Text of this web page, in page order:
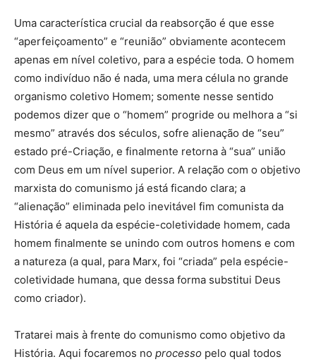
Uma característica crucial da reabsorção é que esse
“aperfeiçoamento” e “reunião” obviamente acontecem
apenas em nível coletivo, para a espécie toda. O homem
como indivíduo não é nada, uma mera célula no grande
organismo coletivo Homem; somente nesse sentido
podemos dizer que o “homem” progride ou melhora a “si
mesmo” através dos séculos, sofre alienação de “seu”
estado pré-Criação, e finalmente retorna à “sua” união
com Deus em um nível superior. A relação com o objetivo
marxista do comunismo já está ficando clara; a
“alienação” eliminada pelo inevitável fim comunista da
História é aquela da espécie-coletividade homem, cada
homem finalmente se unindo com outros homens e com
a natureza (a qual, para Marx, foi “criada” pela espécie-
coletividade humana, que dessa forma substitui Deus
como criador).
Tratarei mais à frente do comunismo como objetivo da
História. Aqui focaremos no processo pelo qual todos